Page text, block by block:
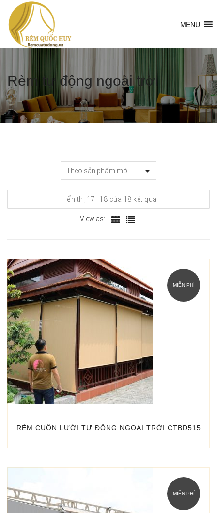
MENU
Rèm tự động ngoài trời
Hiển thị 17–18 của 18 kết quả
sắp
View as:
MIỄN PHÍ
RÈM CUỐN LƯỚI TỰ ĐỘNG NGOÀI TRỜI CTBD515
MIỄN PHÍ